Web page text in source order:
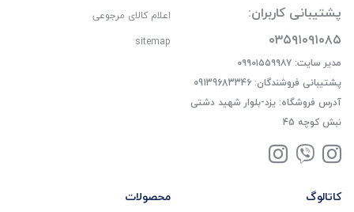
پشتیبانی کاربران:
۰۳۵۹۱۰۹۱۰۸۵
مدیر سایت: ۰۹۹۰۱۵۵۹۹۸۷
پشتیبانی فروشندگان: 09139683346
آدرس فروشگاه: یزد-بلوار شهید دشتی
نبش کوچه 45
اعلام کالای مرجوعی
sitemap
کاتالوگ محصولات